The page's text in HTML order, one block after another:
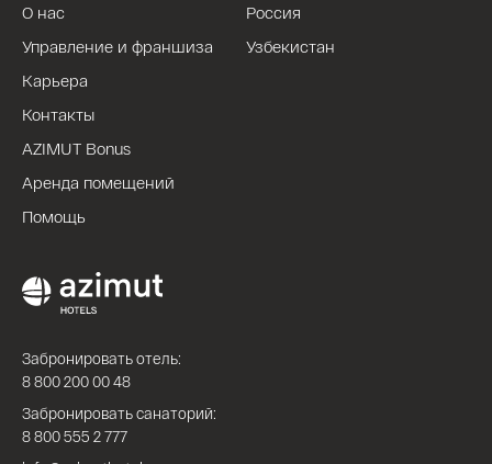
О нас
Управление и франшиза
Карьера
Контакты
AZIMUT Bonus
Аренда помещений
Помощь
Россия
Узбекистан
Забронировать отель:
8 800 200 00 48
Забронировать санаторий:
8 800 555 2 777